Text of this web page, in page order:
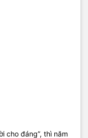
cho đáng”, thì năm